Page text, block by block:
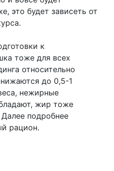
это будет зависеть от
к
тоже для всех
относительно
до 0,5-1
нежирные
жир тоже
подробнее
рацион.